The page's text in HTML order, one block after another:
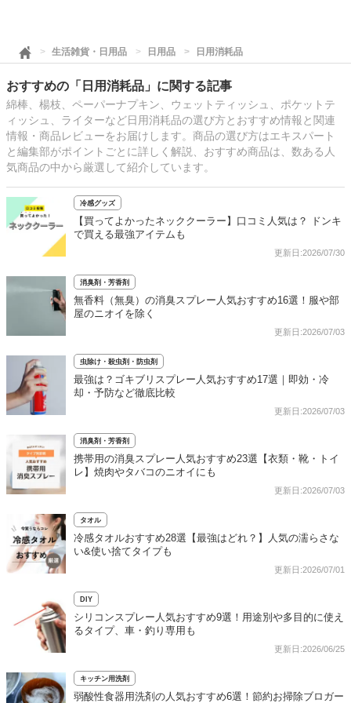
生活雑貨・日用品 日用品 日用消耗品
おすすめの「日用消耗品」に関する記事
綿棒、楊枝、ペーパーナプキン、ウェットティッシュ、ポケットテ
ィッシュ、ライターなど日用消耗品の選び方とおすすめ情報と関連
情報・商品レビューをお届けします。商品の選び方はエキスパート
と編集部がポイントごとに詳しく解説、おすすめ商品は、数ある人
気商品の中から厳選して紹介しています。
冷感グッズ
【買ってよかったネッククーラー】口コミ人気は？ ドンキ
で買える最強アイテムも
更新日:2026/07/30
消臭剤・芳香剤
無香料（無臭）の消臭スプレー人気おすすめ16選！服や部
屋のニオイを除く
更新日:2026/07/03
虫除け・殺虫剤・防虫剤
最強は？ゴキブリスプレー人気おすすめ17選｜即効・冷
却・予防など徹底比較
更新日:2026/07/03
消臭剤・芳香剤
携帯用の消臭スプレー人気おすすめ23選【衣類・靴・トイ
レ】焼肉やタバコのニオイにも
更新日:2026/07/03
タオル
冷感タオルおすすめ28選【最強はどれ？】人気の濡らさな
い&使い捨てタイプも
更新日:2026/07/01
DIY
シリコンスプレー人気おすすめ9選！用途別や多目的に使え
るタイプ、車・釣り専用も
更新日:2026/06/25
キッチン用洗剤
弱酸性食器用洗剤の人気おすすめ6選！節約お掃除ブロガー